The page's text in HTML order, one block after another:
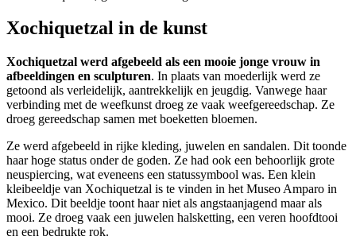
Xochiquetzal in de kunst
Xochiquetzal werd afgebeeld als een mooie jonge vrouw in
afbeeldingen en sculpturen. In plaats van moederlijk werd ze
getoond als verleidelijk, aantrekkelijk en jeugdig. Vanwege haar
verbinding met de weefkunst droeg ze vaak weefgereedschap. Ze
droeg gereedschap samen met boeketten bloemen.
Ze werd afgebeeld in rijke kleding, juwelen en sandalen. Dit toonde
haar hoge status onder de goden. Ze had ook een behoorlijk grote
neuspiercing, wat eveneens een statussymbool was. Een klein
kleibeeldje van Xochiquetzal is te vinden in het Museo Amparo in
Mexico. Dit beeldje toont haar niet als angstaanjagend maar als
mooi. Ze droeg vaak een juwelen halsketting, een veren hoofdtooi
en een bedrukte rok.